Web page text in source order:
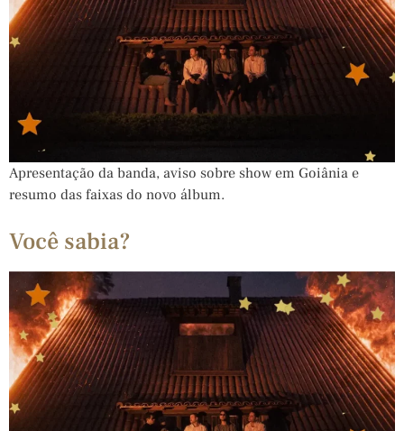
Apresentação da banda, aviso sobre show em Goiânia e
resumo das faixas do novo álbum.
Você sabia?